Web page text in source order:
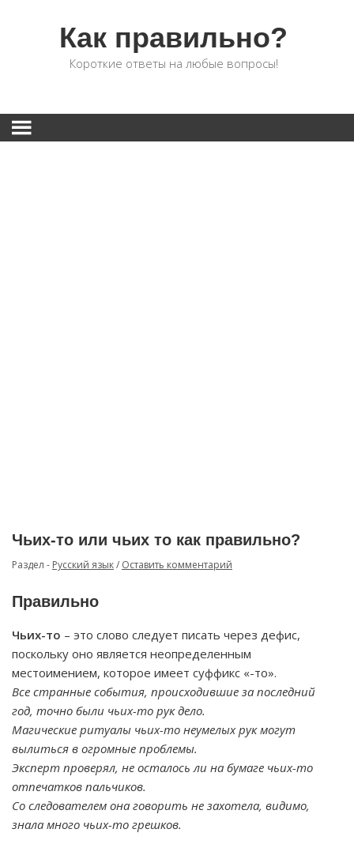
Как правильно?
Короткие ответы на любые вопросы!
Чьих-то или чьих то как правильно?
Раздел - Русский язык/ Оставить комментарий
Правильно
Чьих-то – это слово следует писать через дефис,
поскольку оно является неопределенным
местоимением, которое имеет суффикс «-то».
Все странные события, происходившие за последний
год, точно были чьих-то рук дело.
Магические ритуалы чьих-то неумелых рук могут
вылиться в огромные проблемы.
Эксперт проверял, не осталось ли на бумаге чьих-то
отпечатков пальчиков.
Со следователем она говорить не захотела, видимо,
знала много чьих-то грешков.